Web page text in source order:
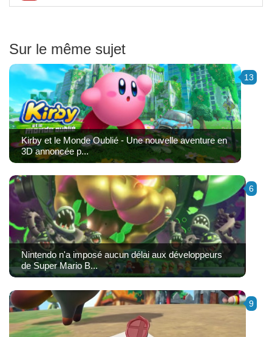
Sur le même sujet
13
Kirby et le Monde Oublié - Une nouvelle aventure en
3D annoncée p...
6
Nintendo n'a imposé aucun délai aux développeurs
de Super Mario B...
9